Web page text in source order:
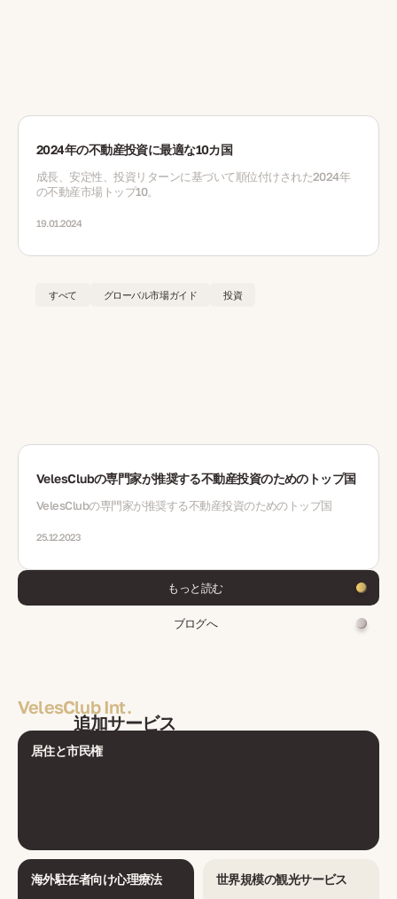
2024年の不動産投資に最適な10カ国
成長、安定性、投資リターンに基づいて順位付けされた2024年
の不動産市場トップ10。
19.01.2024
すべて グローバル市場ガイド 投資
VelesClubの専門家が推奨する不動産投資のためのトップ国
VelesClubの専門家が推奨する不動産投資のためのトップ国
25.12.2023
もっと読む
ブログへ
VelesClub Int.
追加サービス
居住と市民権
海外駐在者向け心理療法 世界規模の観光サービス